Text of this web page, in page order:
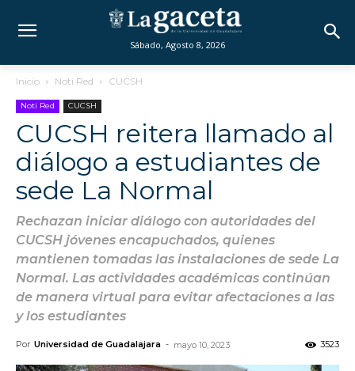
Sábado, Agosto 8, 2026
Inicio Noti Red CUCSH
Noti Red CUCSH
CUCSH reitera llamado al
diálogo a estudiantes de
sede La Normal
Rechazan iniciar diálogo con autoridades del
CUCSH jóvenes encapuchados, quienes
mantienen tomadas las instalaciones de sede La
Normal. Las actividades académicas continúan
de manera virtual para evitar afectaciones a las
y los estudiantes
Por Universidad de Guadalajara - mayo 10, 2023 3523